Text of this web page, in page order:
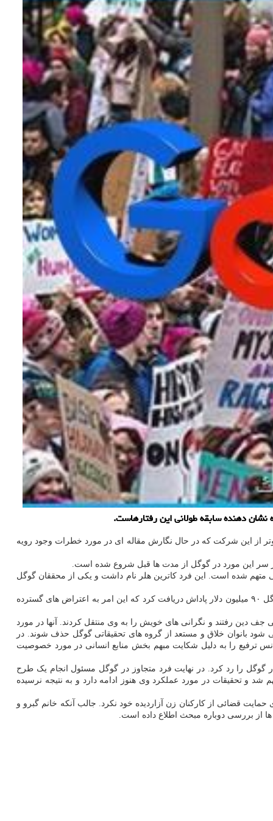
دهنده سابقه طولانی این رفتارهاست.
از این شرکت که در حال نگارش مقاله ای در مورد خطرات وجود رویه
سر این مورد در گوگل از مدت ها قبل شروع شده است.
متهم شده است. این فرد کاترین هلر نام داشت و یکی از محققان گوگل
در همان ایام اندی روبین طراح اصلی سیستم عامل اندروید باوجود آنکه بارها به رفتارهای نامناسب جنسی در گوگل متهم شده بود، در زمان اخراج از گوگل ۹۰ میلیون دلار پاداش دریافت کرد که این امر به اعتراض های گسترده
دین رفتند و نگرانی های خویش را به وی منتقل کردند. آنها در مورد
بانوان خلاق و مستعد از گروه های تحقیقاتی گوگل حذف شوند. در
ترفیع را به دلیل شکایت مبهم بخش منابع انسانی در مورد خصوصیت
گوگل را رد کرد. در نهایت فرد متجاوز در گوگل مسئول انجام یک طرح
گوگل متهم شد و تحقیقات در مورد عملکرد وی هنوز ادامه دارد و به نتیجه نرسیده
قضائی از کارکنان زن آزاردیده خود نکرد. جالب آنکه خانم گبرو و
از بررسی دوباره مبحث اطلاع داده است.